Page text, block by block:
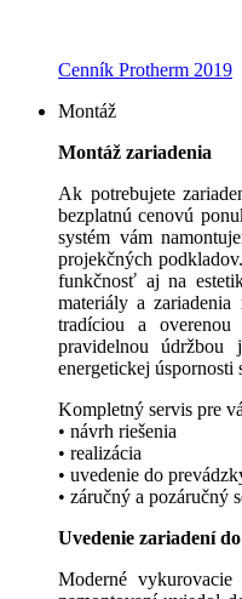
Cenník Protherm 2019
Montáž
Montáž zariadenia
Ak potrebujete
bezplatnú cenovú
systém vám
projekčných
funkčnosť aj na
materiály a zariadenia
tradíciou a
pravidelnou údržbou
energetickej úspornosti
Kompletný servis pre
• návrh riešenia
• realizácia
• uvedenie do
• záručný a pozáručný
Uvedenie zariadení
Moderné